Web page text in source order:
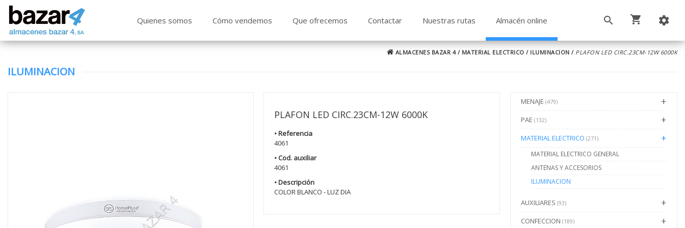
Quienes somos Cómo vendemos Que ofrecemos Contactar Nuestras rutas Almacén online
ALMACENES BAZAR 4/ MATERIAL ELECTRICO / ILUMINACION / PLAFON LED CIRC.23CM-12W 6000K
ILUMINACION
MENAJE (479)
PAE (132)
MATERIAL ELECTRICO (271)
MATERIAL ELECTRICO GENERAL
ANTENAS Y ACCESORIOS
ILUMINACION
AUXILIARES (93)
CONFECCION (189)
PLAFON LED CIRC.23CM-12W 6000K
• Referencia
4061
• Cod. auxiliar
4061
• Descripción
COLOR BLANCO - LUZ DIA